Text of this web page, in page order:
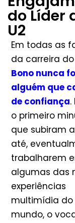
do Líder
U2
Em todas as
da carreira do
Bono nunca
alguém que
de confiança.
o primeiro
que subiram
até,
trabalharem
algumas das
experiências
multimídia do
mundo, o